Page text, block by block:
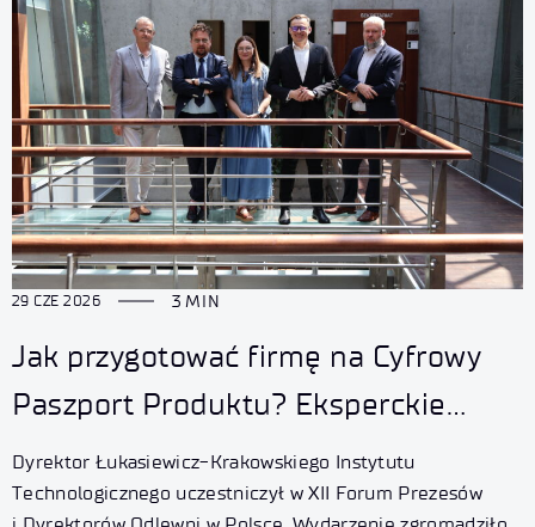
29 CZE 2026 3 MIN
Jak przygotować firmę na Cyfrowy
Paszport Produktu? Eksperckie
spotkanie w Łukasiewicz – KIT
Dyrektor Łukasiewicz-Krakowskiego Instytutu
Technologicznego uczestniczył w XII Forum Prezesów